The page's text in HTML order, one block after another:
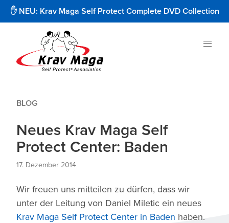
✋ NEU: Krav Maga Self Protect Complete DVD Collection
BLOG
Neues Krav Maga Self
Protect Center: Baden
17. Dezember 2014
Wir freuen uns mitteilen zu dürfen, dass wir
unter der Leitung von Daniel Miletic ein neues
Krav Maga Self Protect Center in Baden haben.